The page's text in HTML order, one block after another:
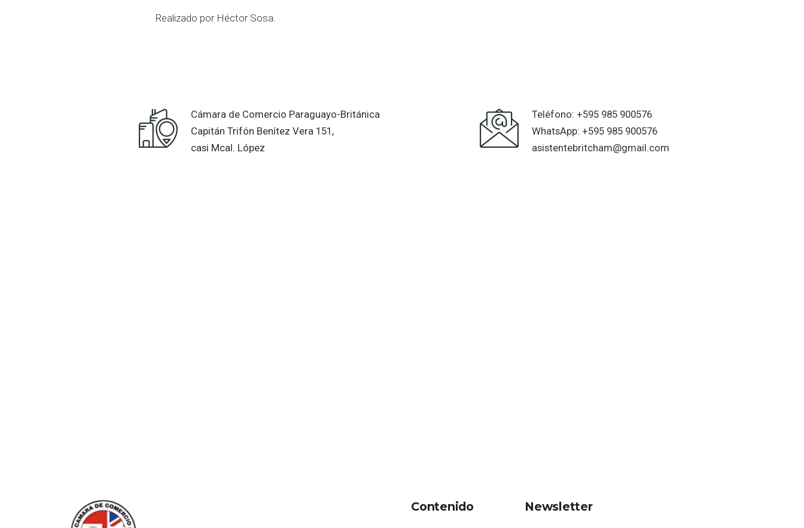
Realizado por Héctor Sosa.
Cámara de Comercio Paraguayo-Británica
Capitán Trifón Benítez Vera 151,
casi Mcal. López
Teléfono: +595 985 900576
WhatsApp: +595 985 900576
asistentebritcham@gmail.com
Contenido Newsletter